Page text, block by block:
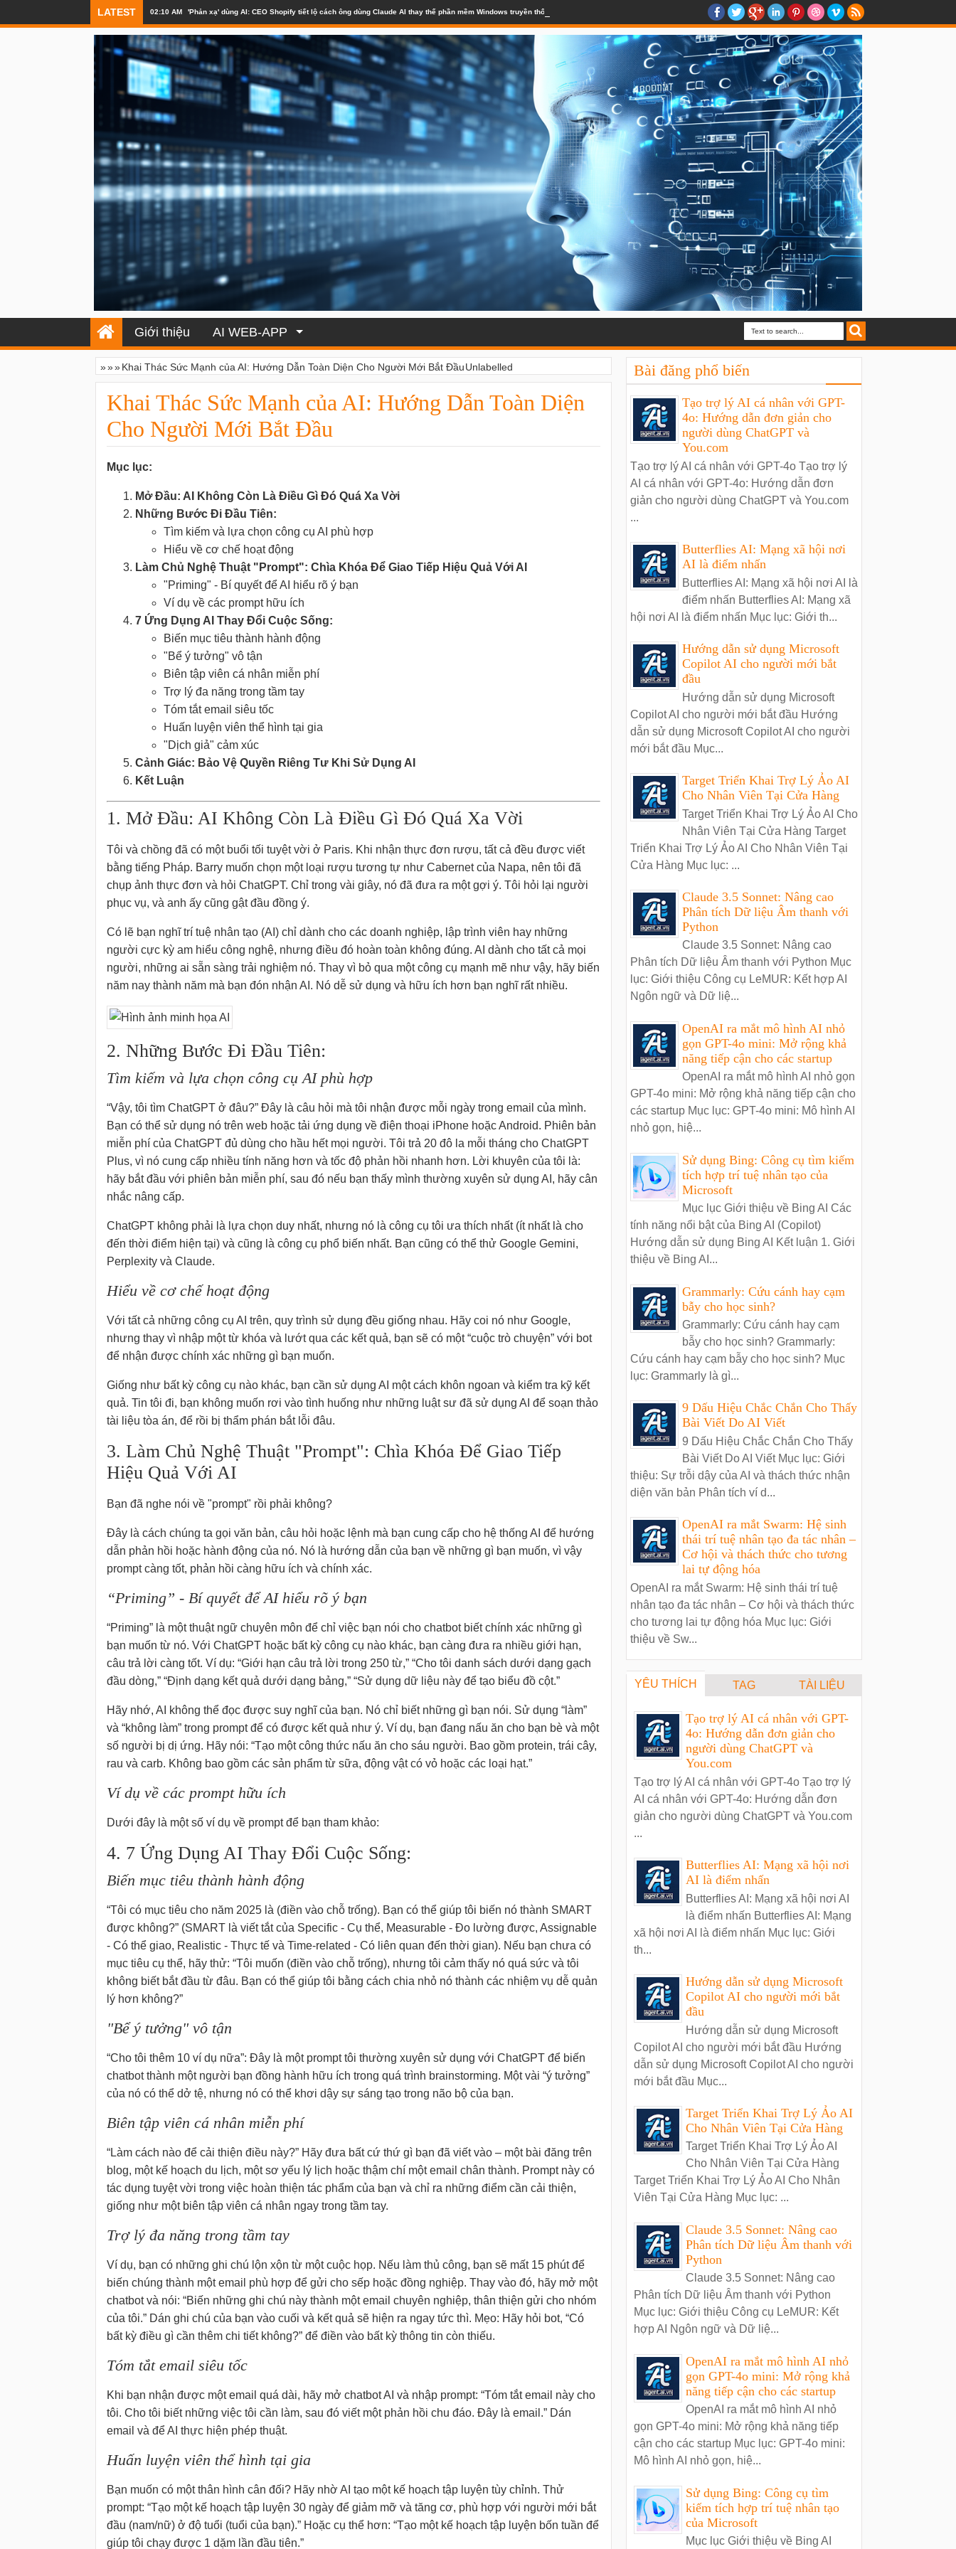
LATEST 02:10 AM 'Phản xạ' dùng AI: CEO Shopify tiết lộ cách ông dùng Claude AI thay thế phần mềm Windows truyền thống
Giới thiệu AI WEB-APP
»» Unlabelled
»Khai Thác Sức Mạnh của AI: Hướng Dẫn Toàn Diện Cho Người Mới Bắt Đầu
Khai Thác Sức Mạnh của AI: Hướng Dẫn Toàn Diện
Cho Người Mới Bắt Đầu
Mục lục:
Mở Đầu: AI Không Còn Là Điều Gì Đó Quá Xa Vời
Những Bước Đi Đầu Tiên:
Tìm kiếm và lựa chọn công cụ AI phù hợp
Hiểu về cơ chế hoạt động
Làm Chủ Nghệ Thuật "Prompt": Chìa Khóa Để Giao Tiếp Hiệu Quả Với AI
"Priming" - Bí quyết để AI hiểu rõ ý bạn
Ví dụ về các prompt hữu ích
7 Ứng Dụng AI Thay Đổi Cuộc Sống:
Biến mục tiêu thành hành động
"Bể ý tưởng" vô tận
Biên tập viên cá nhân miễn phí
Trợ lý đa năng trong tầm tay
Tóm tắt email siêu tốc
Huấn luyện viên thể hình tại gia
"Dịch giả" cảm xúc
Cảnh Giác: Bảo Vệ Quyền Riêng Tư Khi Sử Dụng AI
Kết Luận
1. Mở Đầu: AI Không Còn Là Điều Gì Đó Quá Xa Vời
Tôi và chồng đã có một buổi tối tuyệt vời ở Paris. Khi nhận thực đơn rượu, tất cả đều được viết
bằng tiếng Pháp. Barry muốn chọn một loại rượu tương tự như Cabernet của Napa, nên tôi đã
chụp ảnh thực đơn và hỏi ChatGPT. Chỉ trong vài giây, nó đã đưa ra một gợi ý. Tôi hỏi lại người
phục vụ, và anh ấy cũng gật đầu đồng ý.
Có lẽ bạn nghĩ trí tuệ nhân tạo (AI) chỉ dành cho các doanh nghiệp, lập trình viên hay những
người cực kỳ am hiểu công nghệ, nhưng điều đó hoàn toàn không đúng. AI dành cho tất cả mọi
người, những ai sẵn sàng trải nghiệm nó. Thay vì bỏ qua một công cụ mạnh mẽ như vậy, hãy biến
năm nay thành năm mà bạn đón nhận AI. Nó dễ sử dụng và hữu ích hơn bạn nghĩ rất nhiều.
2. Những Bước Đi Đầu Tiên:
Tìm kiếm và lựa chọn công cụ AI phù hợp
“Vậy, tôi tìm ChatGPT ở đâu?” Đây là câu hỏi mà tôi nhận được mỗi ngày trong email của mình.
Bạn có thể sử dụng nó trên web hoặc tải ứng dụng về điện thoại iPhone hoặc Android. Phiên bản
miễn phí của ChatGPT đủ dùng cho hầu hết mọi người. Tôi trả 20 đô la mỗi tháng cho ChatGPT
Plus, vì nó cung cấp nhiều tính năng hơn và tốc độ phản hồi nhanh hơn. Lời khuyên của tôi là:
hãy bắt đầu với phiên bản miễn phí, sau đó nếu bạn thấy mình thường xuyên sử dụng AI, hãy cân
nhắc nâng cấp.
ChatGPT không phải là lựa chọn duy nhất, nhưng nó là công cụ tôi ưa thích nhất (ít nhất là cho
đến thời điểm hiện tại) và cũng là công cụ phổ biến nhất. Bạn cũng có thể thử Google Gemini,
Perplexity và Claude.
Hiểu về cơ chế hoạt động
Với tất cả những công cụ AI trên, quy trình sử dụng đều giống nhau. Hãy coi nó như Google,
nhưng thay vì nhập một từ khóa và lướt qua các kết quả, bạn sẽ có một “cuộc trò chuyện” với bot
để nhận được chính xác những gì bạn muốn.
Giống như bất kỳ công cụ nào khác, bạn cần sử dụng AI một cách khôn ngoan và kiểm tra kỹ kết
quả. Tin tôi đi, bạn không muốn rơi vào tình huống như những luật sư đã sử dụng AI để soạn thảo
tài liệu tòa án, để rồi bị thẩm phán bắt lỗi đâu.
3. Làm Chủ Nghệ Thuật "Prompt": Chìa Khóa Để Giao Tiếp
Hiệu Quả Với AI
Bạn đã nghe nói về "prompt" rồi phải không?
Đây là cách chúng ta gọi văn bản, câu hỏi hoặc lệnh mà bạn cung cấp cho hệ thống AI để hướng
dẫn phản hồi hoặc hành động của nó. Nó là hướng dẫn của bạn về những gì bạn muốn, vì vậy
prompt càng tốt, phản hồi càng hữu ích và chính xác.
“Priming” - Bí quyết để AI hiểu rõ ý bạn
“Priming” là một thuật ngữ chuyên môn để chỉ việc bạn nói cho chatbot biết chính xác những gì
bạn muốn từ nó. Với ChatGPT hoặc bất kỳ công cụ nào khác, bạn càng đưa ra nhiều giới hạn,
câu trả lời càng tốt. Ví dụ: “Giới hạn câu trả lời trong 250 từ,” “Cho tôi danh sách dưới dạng gạch
đầu dòng,” “Định dạng kết quả dưới dạng bảng,” “Sử dụng dữ liệu này để tạo biểu đồ cột.”
Hãy nhớ, AI không thể đọc được suy nghĩ của bạn. Nó chỉ biết những gì bạn nói. Sử dụng “làm”
và “không làm” trong prompt để có được kết quả như ý. Ví dụ, bạn đang nấu ăn cho bạn bè và một
số người bị dị ứng. Hãy nói: “Tạo một công thức nấu ăn cho sáu người. Bao gồm protein, trái cây,
rau và carb. Không bao gồm các sản phẩm từ sữa, động vật có vỏ hoặc các loại hạt.”
Ví dụ về các prompt hữu ích
Dưới đây là một số ví dụ về prompt để bạn tham khảo:
4. 7 Ứng Dụng AI Thay Đổi Cuộc Sống:
Biến mục tiêu thành hành động
“Tôi có mục tiêu cho năm 2025 là (điền vào chỗ trống). Bạn có thể giúp tôi biến nó thành SMART
được không?” (SMART là viết tắt của Specific - Cụ thể, Measurable - Đo lường được, Assignable
- Có thể giao, Realistic - Thực tế và Time-related - Có liên quan đến thời gian). Nếu bạn chưa có
mục tiêu cụ thể, hãy thử: “Tôi muốn (điền vào chỗ trống), nhưng tôi cảm thấy nó quá sức và tôi
không biết bắt đầu từ đâu. Bạn có thể giúp tôi bằng cách chia nhỏ nó thành các nhiệm vụ dễ quản
lý hơn không?”
"Bể ý tưởng" vô tận
“Cho tôi thêm 10 ví dụ nữa”: Đây là một prompt tôi thường xuyên sử dụng với ChatGPT để biến
chatbot thành một người bạn đồng hành hữu ích trong quá trình brainstorming. Một vài “ý tưởng”
của nó có thể dở tệ, nhưng nó có thể khơi dậy sự sáng tạo trong não bộ của bạn.
Biên tập viên cá nhân miễn phí
“Làm cách nào để cải thiện điều này?” Hãy đưa bất cứ thứ gì bạn đã viết vào – một bài đăng trên
blog, một kế hoạch du lịch, một sơ yếu lý lịch hoặc thậm chí một email chân thành. Prompt này có
tác dụng tuyệt vời trong việc hoàn thiện tác phẩm của bạn và chỉ ra những điểm cần cải thiện,
giống như một biên tập viên cá nhân ngay trong tầm tay.
Trợ lý đa năng trong tầm tay
Ví dụ, bạn có những ghi chú lộn xộn từ một cuộc họp. Nếu làm thủ công, bạn sẽ mất 15 phút để
biến chúng thành một email phù hợp để gửi cho sếp hoặc đồng nghiệp. Thay vào đó, hãy mở một
chatbot và nói: “Biến những ghi chú này thành một email chuyên nghiệp, thân thiện gửi cho nhóm
của tôi.” Dán ghi chú của bạn vào cuối và kết quả sẽ hiện ra ngay tức thì. Mẹo: Hãy hỏi bot, “Có
bất kỳ điều gì cần thêm chi tiết không?” để điền vào bất kỳ thông tin còn thiếu.
Tóm tắt email siêu tốc
Khi bạn nhận được một email quá dài, hãy mở chatbot AI và nhập prompt: “Tóm tắt email này cho
tôi. Cho tôi biết những việc tôi cần làm, sau đó viết một phản hồi chu đáo. Đây là email.” Dán
email và để AI thực hiện phép thuật.
Huấn luyện viên thể hình tại gia
Bạn muốn có một thân hình cân đối? Hãy nhờ AI tạo một kế hoạch tập luyện tùy chỉnh. Thử
prompt: “Tạo một kế hoạch tập luyện 30 ngày để giảm mỡ và tăng cơ, phù hợp với người mới bắt
đầu (nam/nữ) ở độ tuổi (tuổi của bạn).” Hoặc cụ thể hơn: “Tạo một kế hoạch tập luyện bốn tuần để
giúp tôi chạy được 1 dặm lần đầu tiên.”
Bài đăng phổ biến
Tạo trợ lý AI cá nhân với GPT-
4o: Hướng dẫn đơn giản cho
người dùng ChatGPT và
You.com
Tạo trợ lý AI cá nhân với GPT-4o Tạo trợ lý
AI cá nhân với GPT-4o: Hướng dẫn đơn
giản cho người dùng ChatGPT và You.com
...
Butterflies AI: Mạng xã hội nơi
AI là điểm nhấn
Butterflies AI: Mạng xã hội nơi AI là
điểm nhấn Butterflies AI: Mạng xã
hội nơi AI là điểm nhấn Mục lục: Giới th...
Hướng dẫn sử dụng Microsoft
Copilot AI cho người mới bắt
đầu
Hướng dẫn sử dụng Microsoft
Copilot AI cho người mới bắt đầu Hướng
dẫn sử dụng Microsoft Copilot AI cho người
mới bắt đầu Mục...
Target Triển Khai Trợ Lý Ảo AI
Cho Nhân Viên Tại Cửa Hàng
Target Triển Khai Trợ Lý Ảo AI Cho
Nhân Viên Tại Cửa Hàng Target
Triển Khai Trợ Lý Ảo AI Cho Nhân Viên Tại
Cửa Hàng Mục lục: ...
Claude 3.5 Sonnet: Nâng cao
Phân tích Dữ liệu Âm thanh với
Python
Claude 3.5 Sonnet: Nâng cao
Phân tích Dữ liệu Âm thanh với Python Mục
lục: Giới thiệu Công cụ LeMUR: Kết hợp AI
Ngôn ngữ và Dữ liệ...
OpenAI ra mắt mô hình AI nhỏ
gọn GPT-4o mini: Mở rộng khả
năng tiếp cận cho các startup
OpenAI ra mắt mô hình AI nhỏ gọn
GPT-4o mini: Mở rộng khả năng tiếp cận cho
các startup Mục lục: GPT-4o mini: Mô hình AI
nhỏ gọn, hiệ...
Sử dụng Bing: Công cụ tìm kiếm
tích hợp trí tuệ nhân tạo của
Microsoft
Mục lục Giới thiệu về Bing AI Các
tính năng nổi bật của Bing AI (Copilot)
Hướng dẫn sử dụng Bing AI Kết luận 1. Giới
thiệu về Bing AI...
Grammarly: Cứu cánh hay cạm
bẫy cho học sinh?
Grammarly: Cứu cánh hay cạm
bẫy cho học sinh? Grammarly:
Cứu cánh hay cạm bẫy cho học sinh? Mục
lục: Grammarly là gì...
9 Dấu Hiệu Chắc Chắn Cho Thấy
Bài Viết Do AI Viết
9 Dấu Hiệu Chắc Chắn Cho Thấy
Bài Viết Do AI Viết Mục lục: Giới
thiệu: Sự trỗi dậy của AI và thách thức nhận
diện văn bản Phân tích ví d...
OpenAI ra mắt Swarm: Hệ sinh
thái trí tuệ nhân tạo đa tác nhân –
Cơ hội và thách thức cho tương
lai tự động hóa
OpenAI ra mắt Swarm: Hệ sinh thái trí tuệ
nhân tạo đa tác nhân – Cơ hội và thách thức
cho tương lai tự động hóa Mục lục: Giới
thiệu về Sw...
YÊU THÍCH TAG TÀI LIỆU
Tạo trợ lý AI cá nhân với GPT-
4o: Hướng dẫn đơn giản cho
người dùng ChatGPT và
You.com
Tạo trợ lý AI cá nhân với GPT-4o Tạo trợ lý
AI cá nhân với GPT-4o: Hướng dẫn đơn
giản cho người dùng ChatGPT và You.com
...
Butterflies AI: Mạng xã hội nơi
AI là điểm nhấn
Butterflies AI: Mạng xã hội nơi AI
là điểm nhấn Butterflies AI: Mạng
xã hội nơi AI là điểm nhấn Mục lục: Giới
th...
Hướng dẫn sử dụng Microsoft
Copilot AI cho người mới bắt
đầu
Hướng dẫn sử dụng Microsoft
Copilot AI cho người mới bắt đầu Hướng
dẫn sử dụng Microsoft Copilot AI cho người
mới bắt đầu Mục...
Target Triển Khai Trợ Lý Ảo AI
Cho Nhân Viên Tại Cửa Hàng
Target Triển Khai Trợ Lý Ảo AI
Cho Nhân Viên Tại Cửa Hàng
Target Triển Khai Trợ Lý Ảo AI Cho Nhân
Viên Tại Cửa Hàng Mục lục: ...
Claude 3.5 Sonnet: Nâng cao
Phân tích Dữ liệu Âm thanh với
Python
Claude 3.5 Sonnet: Nâng cao
Phân tích Dữ liệu Âm thanh với Python
Mục lục: Giới thiệu Công cụ LeMUR: Kết
hợp AI Ngôn ngữ và Dữ liệ...
OpenAI ra mắt mô hình AI nhỏ
gọn GPT-4o mini: Mở rộng khả
năng tiếp cận cho các startup
OpenAI ra mắt mô hình AI nhỏ
gọn GPT-4o mini: Mở rộng khả năng tiếp
cận cho các startup Mục lục: GPT-4o mini:
Mô hình AI nhỏ gọn, hiệ...
Sử dụng Bing: Công cụ tìm
kiếm tích hợp trí tuệ nhân tạo
của Microsoft
Mục lục Giới thiệu về Bing AI